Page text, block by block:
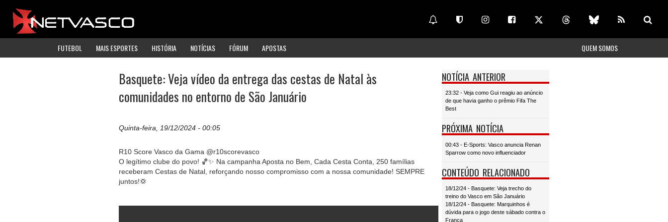
FUTEBOL MAIS ESPORTES HISTÓRIA NOTÍCIAS FÓRUM APOSTAS QUEM SOMOS
Basquete: Veja vídeo da entrega das cestas de Natal às
comunidades no entorno de São Januário
Quinta-feira, 19/12/2024 - 00:05
R10 Score Vasco da Gama @r10scorevasco
O legítimo clube do povo! 🏀✨ Na campanha Aposta no Bem, Cada Cesta Conta, 250 famílias
receberam Cestas de Natal, reforçando nosso compromisso com a nossa comunidade! SEMPRE
juntos!💢
NOTÍCIA ANTERIOR
23:32 - Veja como Gui reagiu ao anúncio
de que havia ganho o prêmio Fifa The
Best
PRÓXIMA NOTÍCIA
00:43 - E-Sports: Vasco anuncia Renan
Sparrow como novo influenciador
CONTEÚDO RELACIONADO
18/12/24 - Basquete: Veja trecho do
treino do Vasco em São Januário
18/12/24 - Basquete: Marquinhos é
dúvida para o jogo deste sábado contra o
Franca